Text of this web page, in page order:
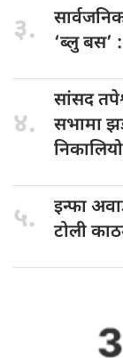
३.
‘ब्लु बस’ :
४.
सांसद
सभामा
निकालियो
५. इन्फा
टोली